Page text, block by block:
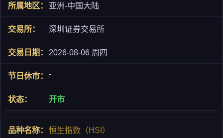
亚洲-中国大陆
深圳证券交易所
2026-08-06 周四
-
开市
恒生指数（HSI）